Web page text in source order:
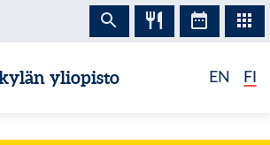
yliopisto EN FI